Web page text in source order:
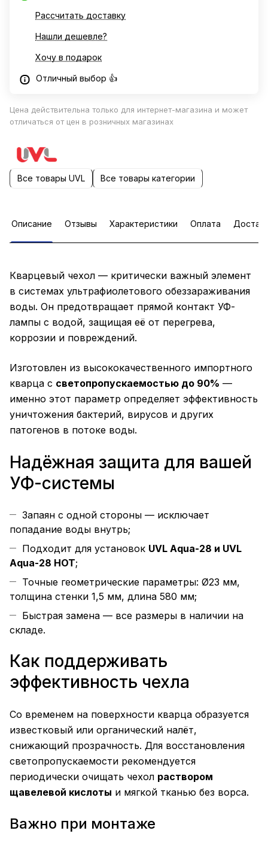
Рассчитать доставку
Нашли дешевле?
Хочу в подарок
Отличный выбор 👍
Цена действительна только для интернет-магазина и может
отличаться от цен в розничных магазинах
Все товары UVL Все товары категории
Описание Отзывы Характеристики Оплата
Кварцевый чехол — критически важный элемент
в системах ультрафиолетового обеззараживания
воды. Он предотвращает прямой контакт УФ-
лампы с водой, защищая её от перегрева,
коррозии и повреждений.
Изготовлен из высококачественного импортного
кварца с светопропускаемостью до 90% —
именно этот параметр определяет эффективность
уничтожения бактерий, вирусов и других
патогенов в потоке воды.
Надёжная защита для вашей
УФ-системы
Запаян с одной стороны — исключает
попадание воды внутрь;
Подходит для установок UVL Aqua-28 и UVL
Aqua-28 HOT;
Точные геометрические параметры: Ø23 мм,
толщина стенки 1,5 мм, длина 580 мм;
Быстрая замена — все размеры в наличии на
складе.
Как поддерживать
эффективность чехла
Со временем на поверхности кварца образуется
известковый или органический налёт,
снижающий прозрачность. Для восстановления
светопропускаемости рекомендуется
периодически очищать чехол раствором
щавелевой кислоты и мягкой тканью без ворса.
Важно при монтаже